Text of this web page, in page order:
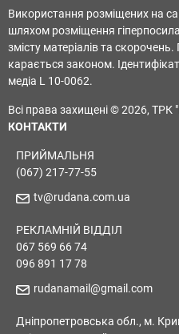
Використання розміщених на
шляхом розміщення
змісту матеріалів та
карається законом.
медіа L 10-0062.
Всі права захищені © 2026, ТРК
КОНТАКТИ
ПРИЙМАЛЬНЯ
(067) 217-77-55
tv@rudana.com.ua
РЕКЛАМНІЙ ВІДДІЛ
067 569 66 74
096 891 17 78
rudanamail@gmail.com
Дніпропетровська обл., м.